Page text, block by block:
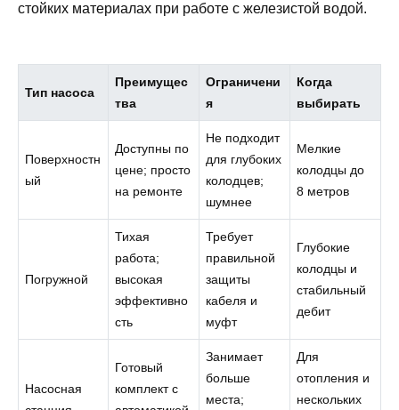
стойких материалах при работе с железистой водой.
Тип насоса
Преимущес
тва
Ограничени
я
Когда
выбирать
Поверхностн
ый
Доступны по
цене; просто
на ремонте
Не подходит
для глубоких
колодцев;
шумнее
Мелкие
колодцы до
8 метров
Погружной
Тихая
работа;
высокая
эффективно
сть
Требует
правильной
защиты
кабеля и
муфт
Глубокие
колодцы и
стабильный
дебит
Насосная
Готовый
комплект с
Занимает
больше
места;
Для
отопления и
нескольких